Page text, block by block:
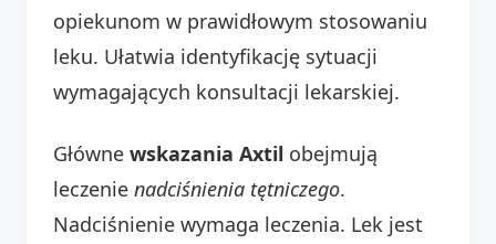
opiekunom w prawidłowym stosowaniu
leku. Ułatwia identyfikację sytuacji
wymagających konsultacji lekarskiej.
Główne wskazania Axtil obejmują
leczenie nadciśnienia tętniczego.
Nadciśnienie wymaga leczenia. Lek jest